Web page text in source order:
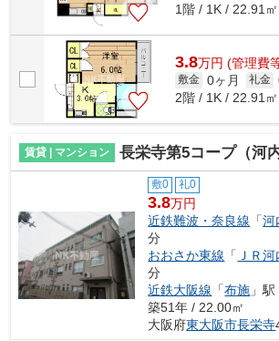
1階 / 1K / 22.91㎡
3.8万円 (管理費
敷金 0ヶ月 礼金
2階 / 1K / 22.91㎡
賃貸 | マンション 長栄寺第5コープ（河
敷0 礼0
3.8万円
近鉄難波・奈良線 「河
分
おおさか東線 「 ＪＲ
分
近鉄大阪線 「布施 」
築51年 / 22.00㎡
大阪府東大阪市長栄寺